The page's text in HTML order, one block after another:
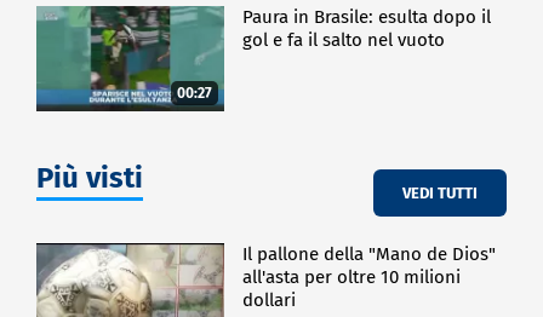
00:27
Paura in Brasile: esulta dopo il
gol e fa il salto nel vuoto
Più visti VEDI TUTTI
Il pallone della "Mano de Dios"
all'asta per oltre 10 milioni
dollari